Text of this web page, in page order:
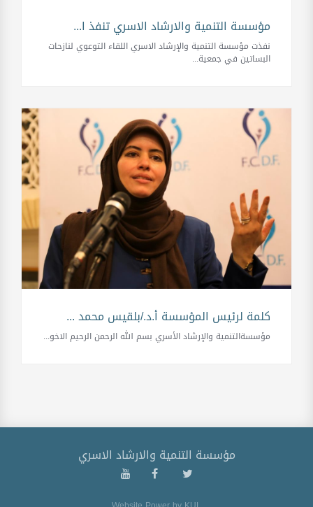
مؤسسة التنمية والارشاد الاسري تنفذ ا...
نفذت مؤسسة التنمية والإرشاد الاسري اللقاء التوعوي لنازحات
البساتين في جمعية...
كلمة لرئيس المؤسسة أ.د./بلقيس محمد ...
مؤسسةالتنمية والإرشاد الأسري بسم الله الرحمن الرحيم الاخو...
مؤسسة التنمية والارشاد الاسري